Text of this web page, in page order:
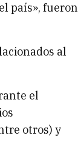
país», fueron
al
el
otros) y